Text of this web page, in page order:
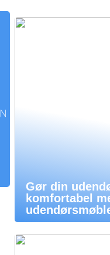
Gør din
komfortabel